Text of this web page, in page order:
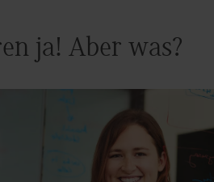
ja! Aber was?